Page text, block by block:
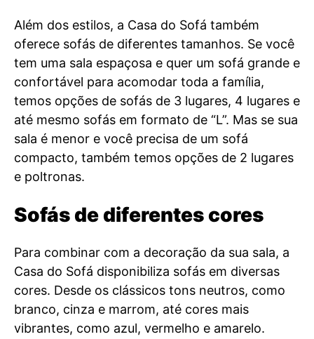
Além dos estilos, a Casa do Sofá também
oferece sofás de diferentes tamanhos. Se você
tem uma sala espaçosa e quer um sofá grande e
confortável para acomodar toda a família,
temos opções de sofás de 3 lugares, 4 lugares e
até mesmo sofás em formato de “L”. Mas se sua
sala é menor e você precisa de um sofá
compacto, também temos opções de 2 lugares
e poltronas.
Sofás de diferentes cores
Para combinar com a decoração da sua sala, a
Casa do Sofá disponibiliza sofás em diversas
cores. Desde os clássicos tons neutros, como
branco, cinza e marrom, até cores mais
vibrantes, como azul, vermelho e amarelo.